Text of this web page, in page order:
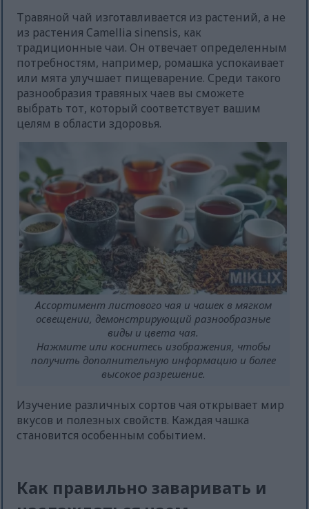
Травяной чай изготавливается из растений, а не
из растения Camellia sinensis, как
традиционные чаи. Он отвечает определенным
потребностям, например, ромашка успокаивает
или мята улучшает пищеварение. Среди такого
разнообразия травяных чаев вы сможете
выбрать тот, который соответствует вашим
целям в области здоровья.
Ассортимент листового чая и чашек в мягком
освещении, демонстрирующий разнообразные
виды и цвета чая.
Нажмите или коснитесь изображения, чтобы
получить дополнительную информацию и более
высокое разрешение.
Изучение различных сортов чая открывает мир
вкусов и полезных свойств. Каждая чашка
становится особенным событием.
Как правильно заваривать и